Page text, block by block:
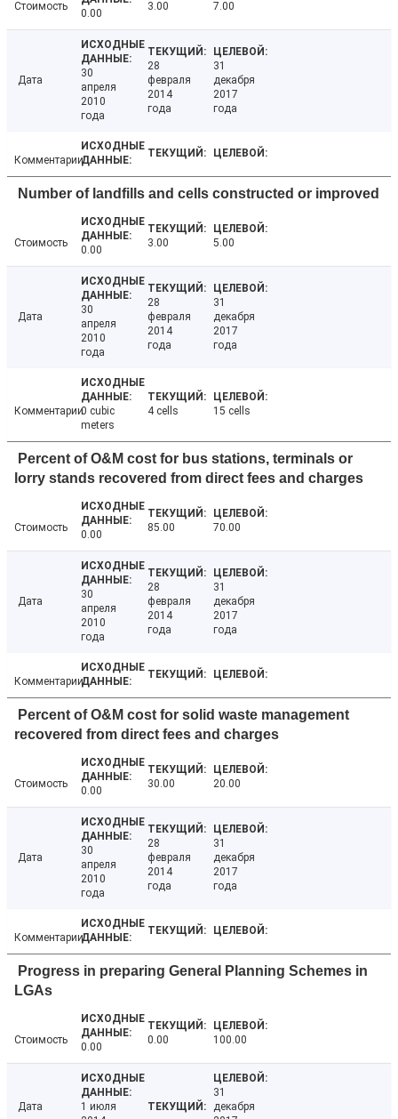
Стоимость
0.00
3.00 7.00
Дата
30
апреля
2010
года
28
февраля
2014
года
31
декабря
2017
года
Комментарии
Number of landfills and cells constructed or improved
Стоимость
0.00
3.00 5.00
Дата
30
апреля
2010
года
28
февраля
2014
года
31
декабря
2017
года
Комментарии0 cubic
meters
4 cells 15 cells
Percent of O&M cost for bus stations, terminals or
lorry stands recovered from direct fees and charges
Стоимость
0.00
85.00 70.00
Дата
30
апреля
2010
года
28
февраля
2014
года
31
декабря
2017
года
Комментарии
Percent of O&M cost for solid waste management
recovered from direct fees and charges
Стоимость
0.00
30.00 20.00
Дата
30
апреля
2010
года
28
февраля
2014
года
31
декабря
2017
года
Комментарии
Progress in preparing General Planning Schemes in
LGAs
Стоимость
0.00
0.00 100.00
Дата
1 июля
31
декабря